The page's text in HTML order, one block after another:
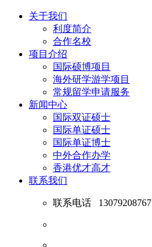
关于我们
利度简介
合作名校
项目介绍
国际硕博项目
海外研学游学项目
常规留学申请服务
新闻中心
国际双证硕士
国际单证硕士
国际单证博士
中外合作办学
香港优才高才
联系我们
联系电话 13079208767